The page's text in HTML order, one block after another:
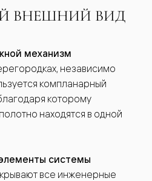
ВНЕШНИЙ ВИД
механизм
независимо
компланарный
которому
находятся в одной
системы
все инженерные